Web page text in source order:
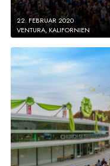
22. FEBRUAR 2020
VENTURA, KALIFORNIEN